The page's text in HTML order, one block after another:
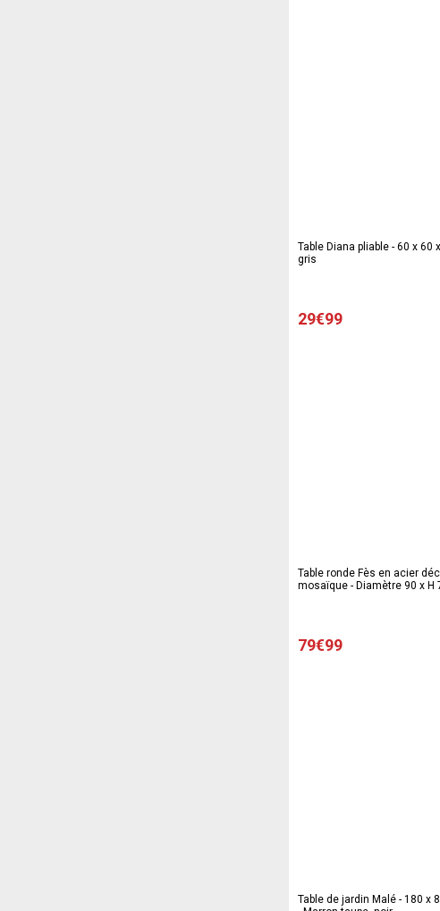
Table Diana pliable - 60 x 60
gris
29€99
Table ronde Fès en acier
mosaïque - Diamètre 90 x H
79€99
Table de jardin Malé - 180 x